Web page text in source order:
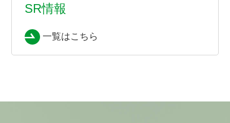
SR情報
一覧はこちら